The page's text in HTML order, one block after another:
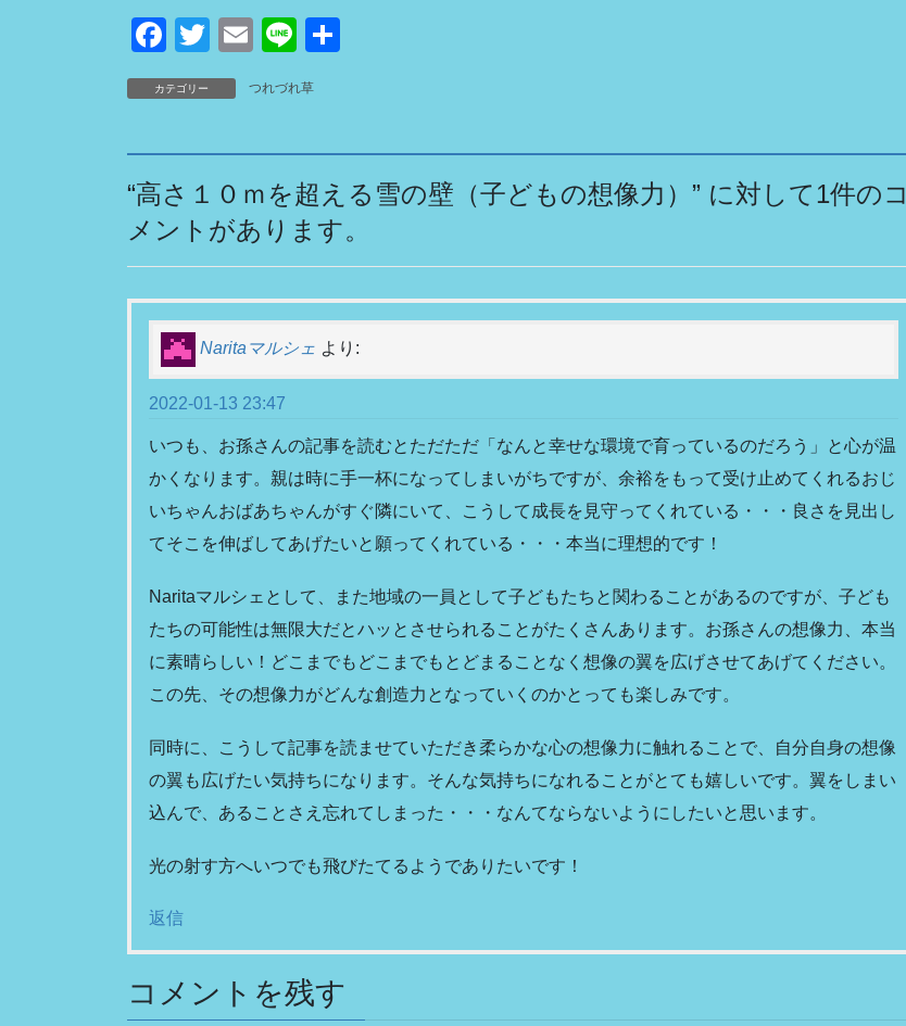
F
a
c
b
o
o
k
T
wi
tt
E
ail
Li
e
カテゴリー つれづれ草
“高さ１０ｍを超える雪の壁（子どもの想像力） ” に対して1件のコ
メントがあります。
Naritaマルシェ より:
2022-01-13 23:47
いつも、お孫さんの記事を読むとただただ「なんと幸せな環境で育っているのだろう」と心が温
かくなります。親は時に手一杯になってしまいがちですが、余裕をもって受け止めてくれるおじ
いちゃんおばあちゃんがすぐ隣にいて、こうして成長を見守ってくれている・・・良さを見出し
てそこを伸ばしてあげたいと願ってくれている・・・本当に理想的です！
Naritaマルシェとして、また地域の一員として子どもたちと関わることがあるのですが、子ども
たちの可能性は無限大だとハッとさせられることがたくさんあります。お孫さんの想像力、本当
に素晴らしい！どこまでもどこまでもとどまることなく想像の翼を広げさせてあげてください。
この先、その想像力がどんな創造力となっていくのかとっても楽しみです。
同時に、こうして記事を読ませていただき柔らかな心の想像力に触れることで、自分自身の想像
の翼も広げたい気持ちになります。そんな気持ちになれることがとても嬉しいです。翼をしまい
込んで、あることさえ忘れてしまった・・・なんてならないようにしたいと思います。
光の射す方へいつでも飛びたてるようでありたいです！
返信
コメントを残す